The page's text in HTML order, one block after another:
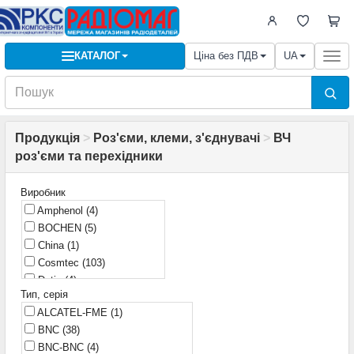
КАТАЛОГ Ціна без ПДВ UA
Продукція > Роз'єми, клеми, з'єднувачі > ВЧ
роз'єми та перехідники
Виробник
Amphenol (4)
BOCHEN (5)
China (1)
Cosmtec (103)
Datix(4)
Ebyte
Emico (100)
Global Tone
KLS(23)
Тип, серія
ALCATEL-FME (1)
BNC (38)
BNC-BNC (4)